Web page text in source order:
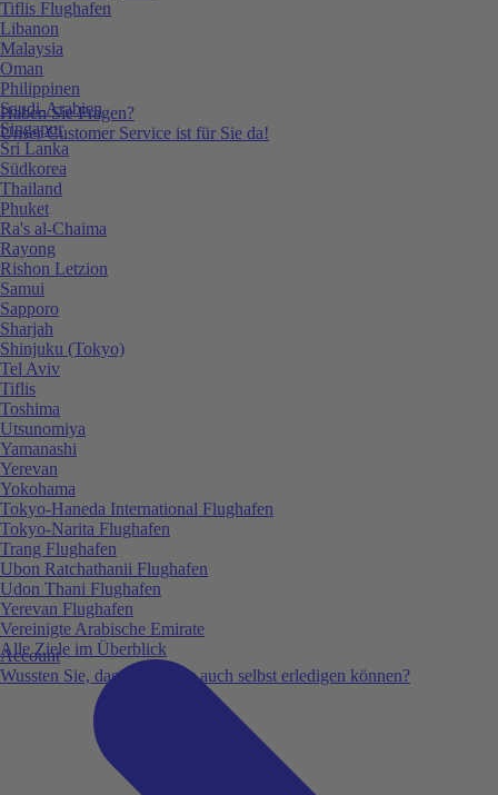
Haben Sie Fragen?
Unser Customer Service ist für Sie da!
Account
Wussten Sie, dass Sie vieles auch selbst erledigen können?
Tiflis Flughafen
Libanon
Malaysia
Oman
Philippinen
Saudi-Arabien
Singapur
Sri Lanka
Südkorea
Thailand
Phuket
Ra's al-Chaima
Rayong
Rishon Letzion
Samui
Sapporo
Sharjah
Shinjuku (Tokyo)
Tel Aviv
Tiflis
Toshima
Utsunomiya
Yamanashi
Yerevan
Yokohama
Tokyo-Haneda International Flughafen
Tokyo-Narita Flughafen
Trang Flughafen
Ubon Ratchathanii Flughafen
Udon Thani Flughafen
Yerevan Flughafen
Vereinigte Arabische Emirate
Alle Ziele im Überblick